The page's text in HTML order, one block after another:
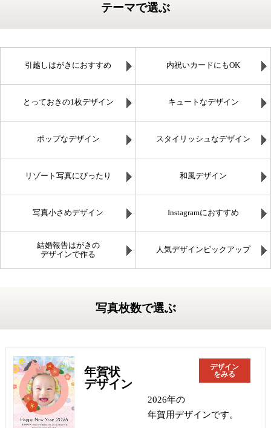
テーマで選ぶ
引越しはがきにおすすめ 内祝いカードにもOK
とっておきの1枚デザイン キュートなデザイン
ポップなデザイン スタイリッシュなデザイン
リゾート写真にぴったり 和風デザイン
写真小さめデザイン Instagramにおすすめ
結婚報告はがきの
デザインで作る
人気デザインピックアップ
写真枚数で選ぶ
年賀状
デザイン
デザイン
をみる
2026年の
年賀用デザインです。